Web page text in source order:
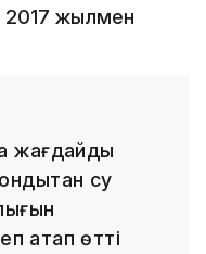
2017 жылмен
жағдайды
су
атап өтті